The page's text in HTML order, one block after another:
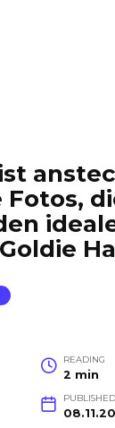
Fotos,
READING
2 min